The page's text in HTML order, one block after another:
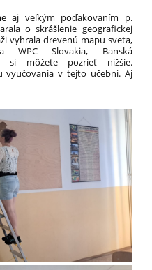
aj veľkým poďakovaním p.
o skrášlenie geografickej
vyhrala drevenú mapu sveta,
Slovakia, Banská
si môžete pozrieť nižšie.
vyučovania v tejto učebni. Aj